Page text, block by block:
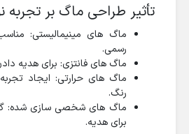
تأثیر طراحی ماگ بر تجربه
ماگ های مینیمالیستی:
رسمی.
ماگ های فانتزی: برای هدیه
ماگ های حرارتی: ایجاد
رنگ.
ماگ های شخصی سازی شده:
برای هدیه.